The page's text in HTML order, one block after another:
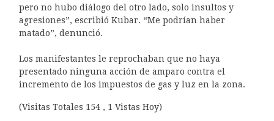
pero no hubo diálogo del otro lado, solo insultos y
agresiones”, escribió Kubar. “Me podrían haber
matado”, denunció.
Los manifestantes le reprochaban que no haya
presentado ninguna acción de amparo contra el
incremento de los impuestos de gas y luz en la zona.
(Visitas Totales 154 , 1 Vistas Hoy)